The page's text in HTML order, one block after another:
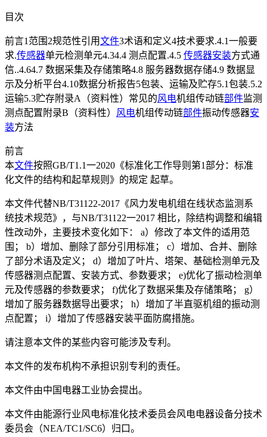
目次
前言1范围2规范性引用文件3术语和定义4技术要求.4.1一般要
求.传感器单元检测单元4.34.4 测点配置.4.5 传感器安装方式通
信..4.64.7 数据采集及存储策略4.8 服务器数据存储4.9 数据显
示及分析平台4.10数据分析报告5包装、运输及贮存5.1包装.5.2
运输5.3贮存附录A（资料性）常见的风电机组传动链部件监测
测点配置附录B（资料性） 风电机组传动链部件振动传感器安
装方法
前言
本文件按照GB/T1.1一2020《标准化工作导则第1部分：标准
化文件的结构和起草规则》的规定 起草。
本文件代替NB/T31122-2017《风力发电机组在线状态监测系
统技术规范》，与NB/T31122一2017 相比，除结构调整和编辑
性改动外，主要技术变化如下： a）修改了本文件的适用范
围； b）增加、删除了部分引用标准； c）增加、合并、删除
了部分术语及定义； d）增加了叶片、塔架、基础检测单元及
传感器测点配置、安装方式、参数要求； e)优化了振动检测单
元及传感器的参数要求； f)优化了数据采集及存储策略； g）
增加了服务器数据导出要求； h）增加了半直驱机组的振动测
点配置； i）增加了传感器安装平面防腐措施。
请注意本文件的某些内容可能涉及专利。
本文件的发布机构不承担识别专利的责任。
本文件由中国电器工业协会提出。
本文件由能源行业风电标准化技术委员会风电电器设备分技术
委员会（NEA/TC1/SC6）归口。